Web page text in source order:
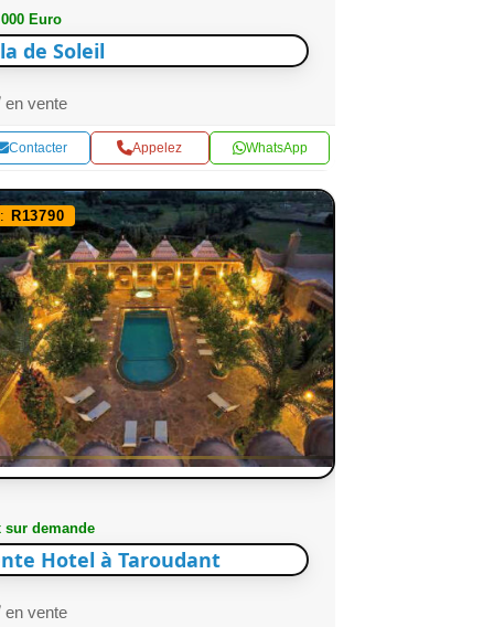
Euro
de Soleil
en vente
Contacter Appelez WhatsApp
R13790
sur demande
Hotel à Taroudant
en vente